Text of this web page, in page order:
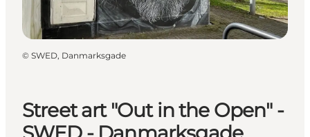
Street art "Out in the Open" -
© SWED, Danmarksgade